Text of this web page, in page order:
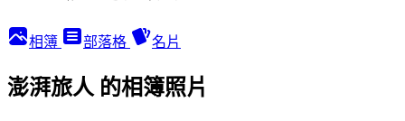
相簿 部落格 名片
澎湃旅人 的相簿照片